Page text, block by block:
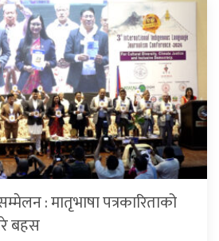
सम्मेलन : मातृभाषा पत्रकारिताको
बहस